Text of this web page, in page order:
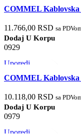
Brzi pregled
COMMEL Kablovska
11.766,00 RSD sa
Dodaj U Korpu
0929
Uporedi
Brzi pregled
COMMEL Kablovska
10.118,00 RSD sa
Dodaj U Korpu
0979
Uporedi